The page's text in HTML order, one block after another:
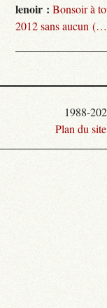
lenoir : Bonsoir à
2012 sans aucun
1988-
Plan du site